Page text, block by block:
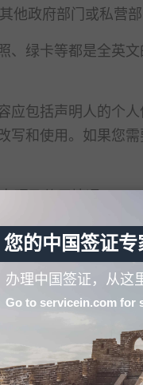
他政府部门或私营部
、绿卡等都是全英
应包括声明人的个
写和使用。如果您
理及使用情况：
的公证或认证申请
您的中国签证专
办理中国签证，从这
Go to servicein.com for